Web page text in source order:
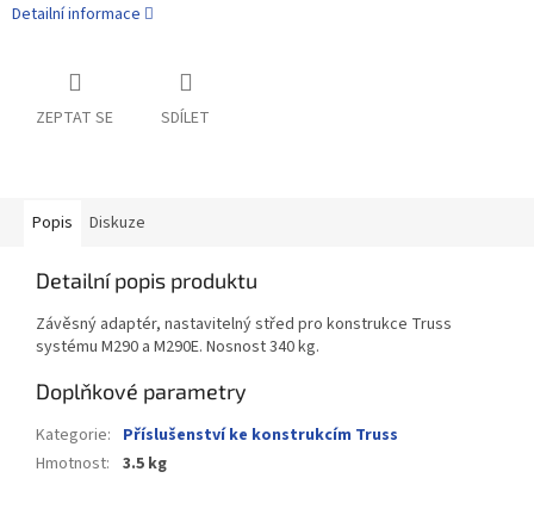
Detailní informace
ZEPTAT SE SDÍLET
Popis Diskuze
Detailní popis produktu
Závěsný adaptér, nastavitelný střed pro konstrukce Truss
systému M290 a M290E. Nosnost 340 kg.
Doplňkové parametry
Kategorie: Příslušenství ke konstrukcím Truss
Hmotnost: 3.5 kg